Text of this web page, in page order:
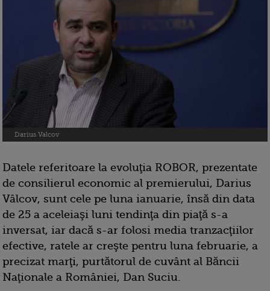
Darius Valcov
Datele referitoare la evoluţia ROBOR, prezentate
de consilierul economic al premierului, Darius
Vâlcov, sunt cele pe luna ianuarie, însă din data
de 25 a aceleiaşi luni tendinţa din piaţă s-a
inversat, iar dacă s-ar folosi media tranzacţiilor
efective, ratele ar creşte pentru luna februarie, a
precizat marţi, purtătorul de cuvânt al Băncii
Naţionale a României, Dan Suciu.